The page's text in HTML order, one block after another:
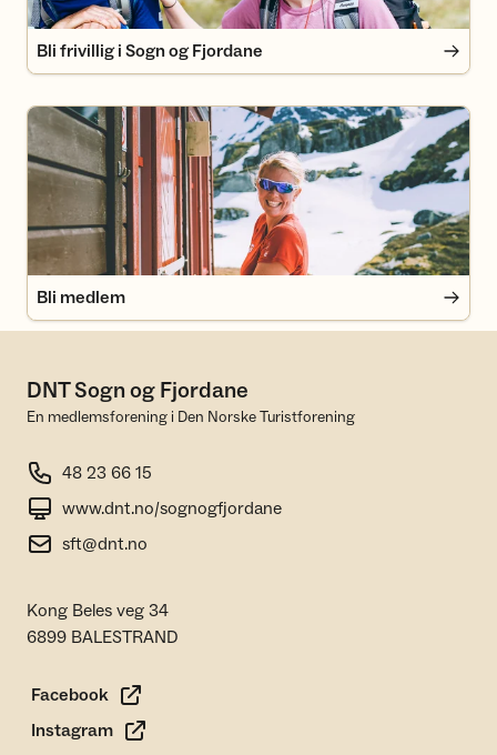
Bli frivillig i Sogn og Fjordane
Bli medlem
Bli medlem
DNT Sogn og Fjordane
En medlemsforening i Den Norske Turistforening
48 23 66 15
www.dnt.no/sognogfjordane
sft@dnt.no
Kong Beles veg 34
6899 BALESTRAND
Facebook
Instagram